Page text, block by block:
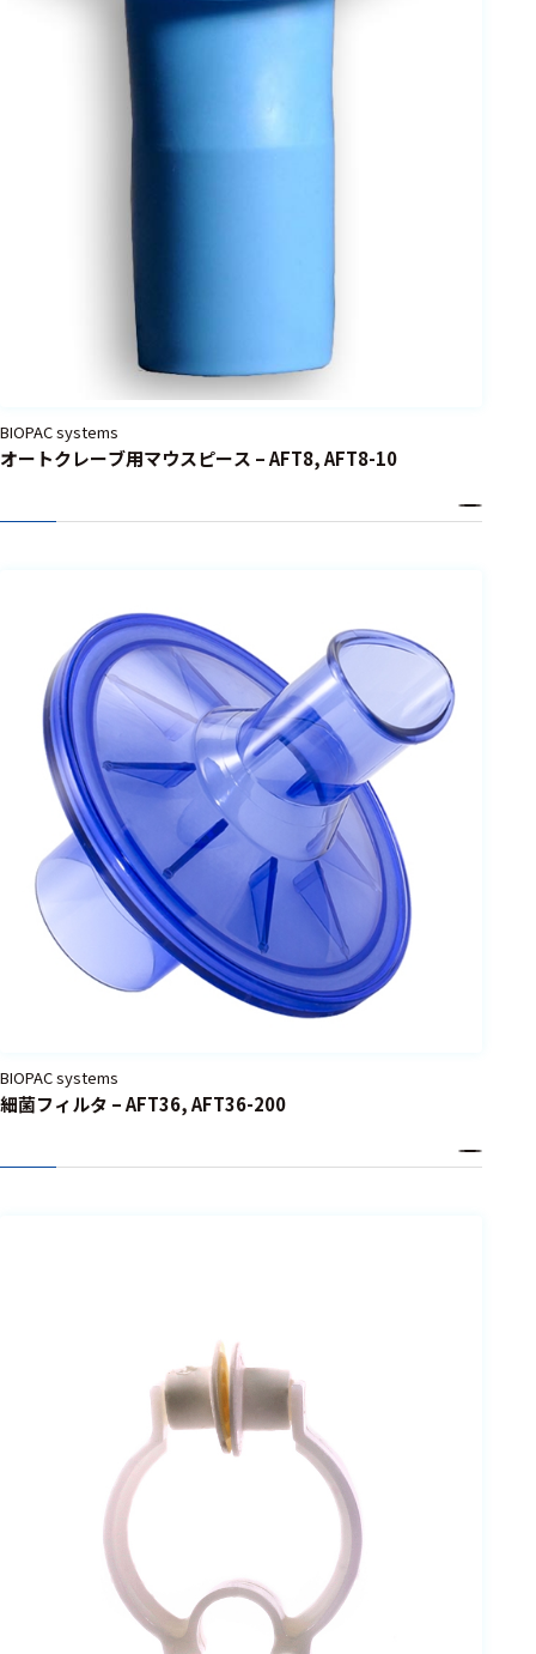
BIOPAC systems
オートクレーブ用マウスピース – AFT8, AFT8-10
BIOPAC systems
細菌フィルタ – AFT36, AFT36-200